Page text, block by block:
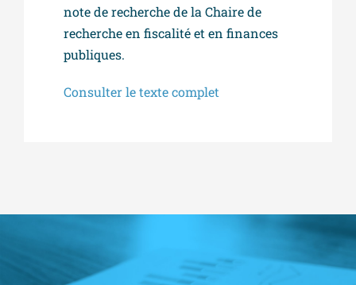
note de recherche de la Chaire de
recherche en fiscalité et en finances
publiques.
Consulter le texte complet